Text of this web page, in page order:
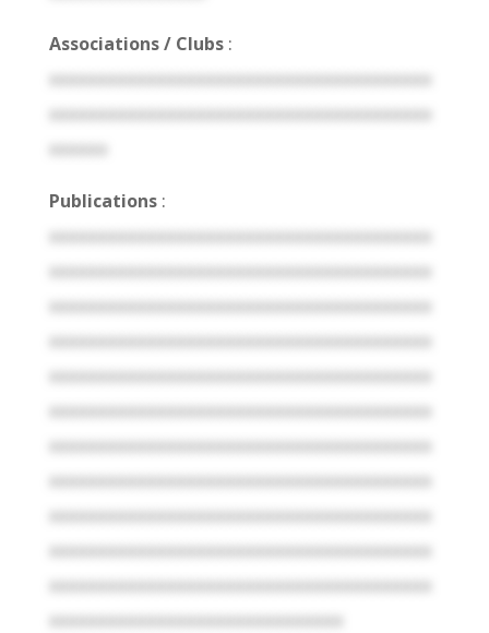
Associations / Clubs:
xxxxxxxxxxxxxxxxxxxxxxxxxxxxxxxxxxxxxxx
xxxxxxxxxxxxxxxxxxxxxxxxxxxxxxxxxxxxxxx
xxxxxx
Publications:
xxxxxxxxxxxxxxxxxxxxxxxxxxxxxxxxxxxxxxx
xxxxxxxxxxxxxxxxxxxxxxxxxxxxxxxxxxxxxxx
xxxxxxxxxxxxxxxxxxxxxxxxxxxxxxxxxxxxxxx
xxxxxxxxxxxxxxxxxxxxxxxxxxxxxxxxxxxxxxx
xxxxxxxxxxxxxxxxxxxxxxxxxxxxxxxxxxxxxxx
xxxxxxxxxxxxxxxxxxxxxxxxxxxxxxxxxxxxxxx
xxxxxxxxxxxxxxxxxxxxxxxxxxxxxxxxxxxxxxx
xxxxxxxxxxxxxxxxxxxxxxxxxxxxxxxxxxxxxxx
xxxxxxxxxxxxxxxxxxxxxxxxxxxxxxxxxxxxxxx
xxxxxxxxxxxxxxxxxxxxxxxxxxxxxxxxxxxxxxx
xxxxxxxxxxxxxxxxxxxxxxxxxxxxxxxxxxxxxxx
xxxxxxxxxxxxxxxxxxxxxxxxxxxxxx